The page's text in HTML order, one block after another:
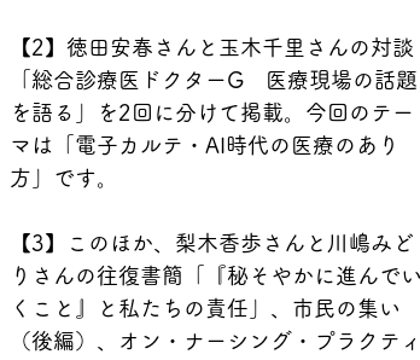
【2】徳田安春さんと玉木千里さんの対談
「総合診療医ドクターG　医療現場の話題
を語る」を2回に分けて掲載。今回のテー
マは「電子カルテ・AI時代の医療のあり
方」です。
【3】このほか、梨木香歩さんと川嶋みど
りさんの往復書簡「『秘そやかに進んでい
くこと』と私たちの責任」、市民の集い
（後編）、オン・ナーシング・プラクティ